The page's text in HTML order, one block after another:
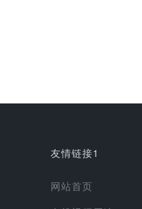
友情链接1
网站首页